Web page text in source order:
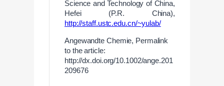
Science and Technology of China,
Hefei (P.R. China),
http://staff.ustc.edu.cn/~yulab/
Angewandte Chemie, Permalink
to the article:
http://dx.doi.org/10.1002/ange.201
209676